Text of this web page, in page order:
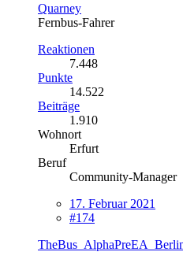
Quarney
Fernbus-Fahrer
Reaktionen
7.448
Punkte
14.522
Beiträge
1.910
Wohnort
Erfurt
Beruf
Community-Manager
17. Februar 2021
#174